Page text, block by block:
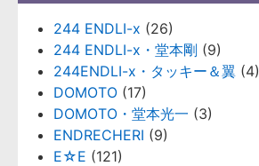
244 ENDLI-x (26)
244 ENDLI-x・堂本剛 (9)
244ENDLI-x・タッキー＆翼 (4)
DOMOTO (17)
DOMOTO・堂本光一 (3)
ENDRECHERI (9)
E☆E (121)